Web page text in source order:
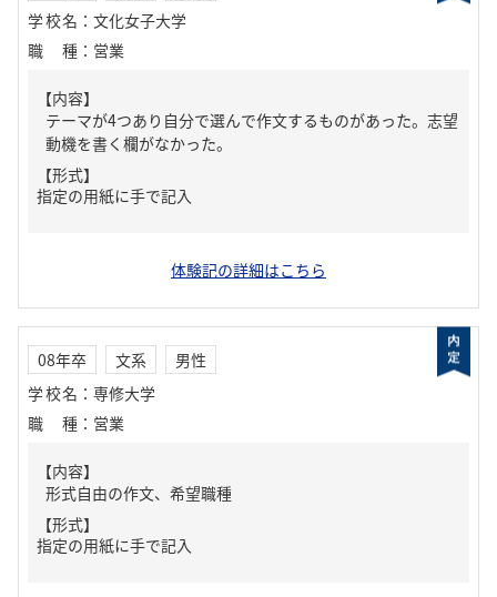
学校名 ： 文化女子大学
職種 ： 営業
【内容】
テーマが4つあり自分で選んで作文するものがあった。志望
動機を書く欄がなかった。
【形式】
指定の用紙に手で記入
体験記の詳細はこちら
08年卒 文系
男性
学校名 ： 専修大学
職種 ： 営業
【内容】
形式自由の作文、希望職種
【形式】
指定の用紙に手で記入